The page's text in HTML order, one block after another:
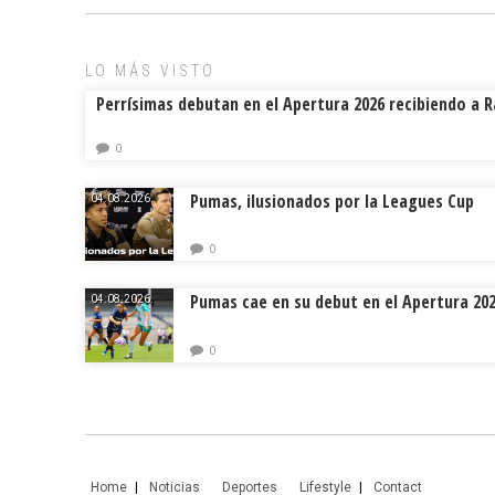
LO MÁS VISTO
Perrísimas debutan en el Apertura 2026 recibiendo a
0
04.08.2026. Pumas, ilusionados por la Leagues Cup
0
04.08.2026. Pumas cae en su debut en el Apertura
0
Home Noticias Deportes Lifestyle Contact